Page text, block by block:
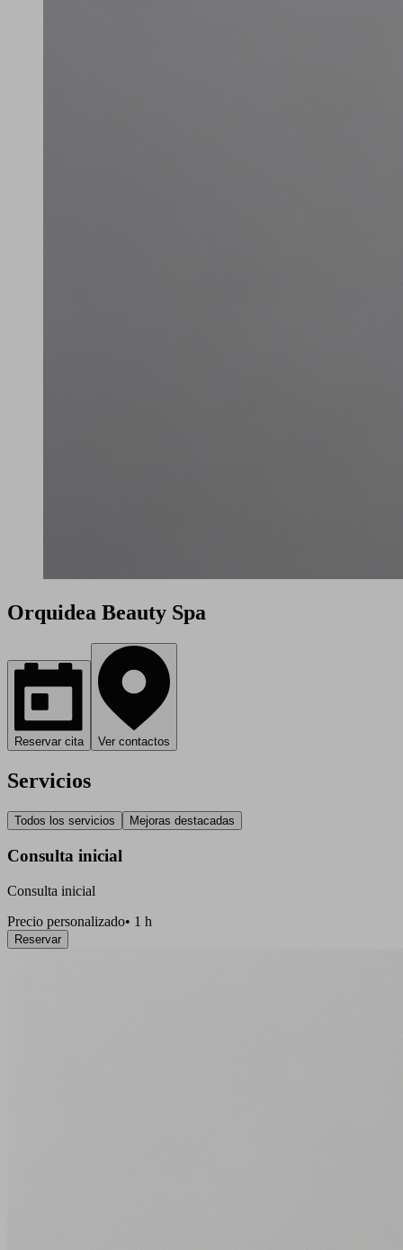
Orquidea Beauty Spa
Reservar cita Ver contactos
Servicios
Todos los servicios Mejoras destacadas
Consulta inicial
Consulta inicial
Precio personalizado• 1 h
Reservar